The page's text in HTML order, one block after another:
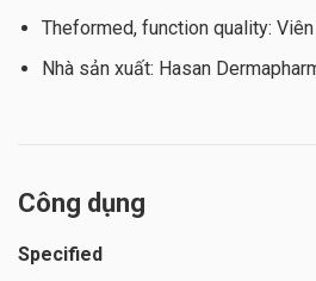
Theformed, function quality:
Nhà sản xuất: Hasan
Công dụng
Specified